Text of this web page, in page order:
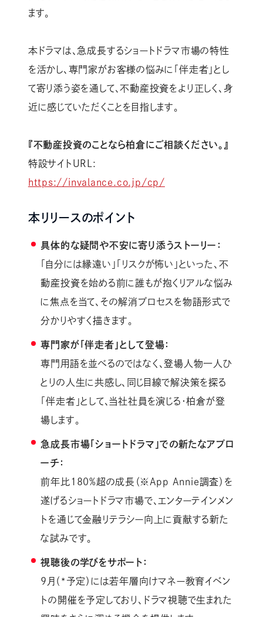
ます。
本ドラマは、急成長するショートドラマ市場の特性
を活かし、専門家がお客様の悩みに「伴走者」とし
て寄り添う姿を通して、不動産投資をより正しく、身
近に感じていただくことを目指します。
『不動産投資のことなら柏倉にご相談ください。』
特設サイトURL:
https://invalance.co.jp/cp/
本リリースのポイント
具体的な疑問や不安に寄り添うストーリー：
「自分には縁遠い」「リスクが怖い」といった、不
動産投資を始める前に誰もが抱くリアルな悩み
に焦点を当て、その解消プロセスを物語形式で
分かりやすく描きます。
専門家が「伴走者」として登場：
専門用語を並べるのではなく、登場人物一人ひ
とりの人生に共感し、同じ目線で解決策を探る
「伴走者」として、当社社員を演じる・柏倉が登
場します。
急成長市場「ショートドラマ」での新たなアプロ
ーチ：
前年比180%超の成長（※App Annie調査）を
遂げるショートドラマ市場で、エンターテインメン
トを通じて金融リテラシー向上に貢献する新た
な試みです。
視聴後の学びをサポート：
9月（*予定）には若年層向けマネー教育イベン
トの開催を予定しており、ドラマ視聴で生まれた